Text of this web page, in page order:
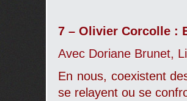
7 – Olivier Corcolle :
Avec Doriane Brunet,
En nous, coexistent
se relayent ou se